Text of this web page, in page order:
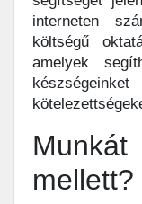
interneten
költségű
amelyek
mellett?